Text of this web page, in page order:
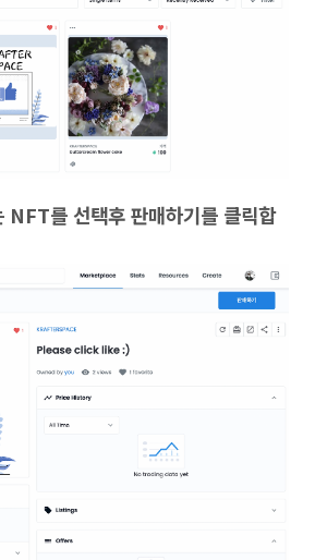
NFT를 선택후 판매하기를 클릭합